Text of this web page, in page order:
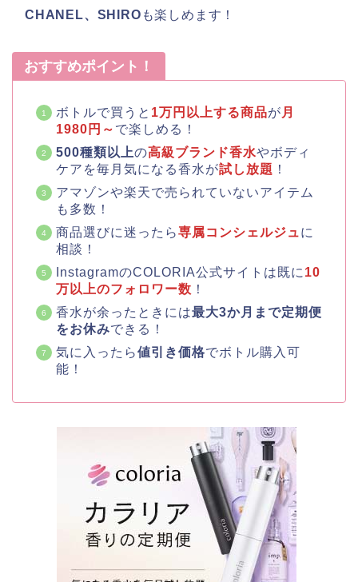
CHANEL、SHIRO も楽しめます！
おすすめポイント！
ボトルで買うと 1万円以上する商品が 月
1980円～ で楽しめる！
500種類以上の高級ブランド香水やボディ
ケアを毎月気になる香水が試し放題 ！
アマゾンや楽天で売られていないアイテム
も多数！
商品選びに迷ったら専属コンシェルジュに
相談！
InstagramのCOLORIA公式サイトは既に 10
万以上のフォロワー数 ！
香水が余ったときには最大3か月まで定期便
をお休みできる！
気に入ったら値引き価格でボトル購入可
能！